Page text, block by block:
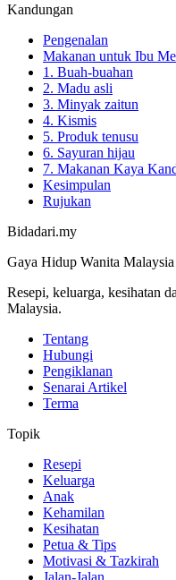
Kandungan
Pengenalan
Makanan untuk Ibu
1. Buah-buahan
2. Madu asli
3. Minyak zaitun
4. Kismis
5. Produk tenusu
6. Sayuran hijau
7. Makanan Kaya
Kesimpulan
Rujukan
Bidadari.my
Gaya Hidup Wanita Malaysia
Resepi, keluarga, kesihatan
Malaysia.
Tentang
Hubungi
Pengiklanan
Senarai Artikel
Terma
Topik
Resepi
Keluarga
Anak
Kehamilan
Kesihatan
Petua & Tips
Motivasi & Tazkirah
Jalan-Jalan